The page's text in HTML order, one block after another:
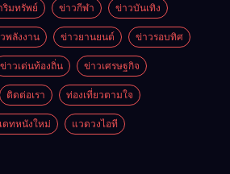
วันรพี
ม
มพันธ์
ง
นใน
การ
ม
Thailand
2026 เชื่อม 4
งานใหญ่
สร้างโอกาส
ธุรกิจครบ
วงจร ด้วยครับ
มทรัพย์ ข่าวกีฬา ข่าวบันเทิง
พลังงาน ข่าวยานยนต์ ข่าวรอบทิศ
ข่าวเด่นท้องถิ่น ข่าวเศรษฐกิจ
ติดต่อเรา ท่องเที่ยวตามใจ
ดทหนังใหม่ แวดวงไอที